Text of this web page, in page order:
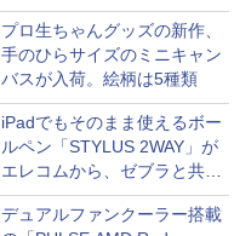
30cm/50cm/1mの3種類
プロ生ちゃんグッズの新作、
手のひらサイズのミニキャン
バスが入荷。絵柄は5種類
iPadでもそのまま使えるボー
ルペン「STYLUS 2WAY」が
エレコムから、ゼブラと共同
開発
デュアルファンクーラー搭載